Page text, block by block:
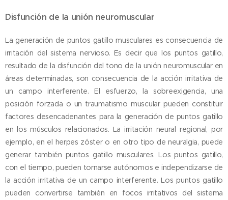
Disfunción de la unión neuromuscular
La generación de puntos gatillo musculares es consecuencia de
irritación del sistema nervioso. Es decir que los puntos gatillo,
resultado de la disfunción del tono de la unión neuromuscular en
áreas determinadas, son consecuencia de la acción irritativa de
un campo interferente. El esfuerzo, la sobreexigencia, una
posición forzada o un traumatismo muscular pueden constituir
factores desencadenantes para la generación de puntos gatillo
en los músculos relacionados. La irritación neural regional, por
ejemplo, en el herpes zóster o en otro tipo de neuralgia, puede
generar también puntos gatillo musculares. Los puntos gatillo,
con el tiempo, pueden tornarse autónomos e independizarse de
la acción irritativa de un campo interferente. Los puntos gatillo
pueden convertirse también en focos irritativos del sistema